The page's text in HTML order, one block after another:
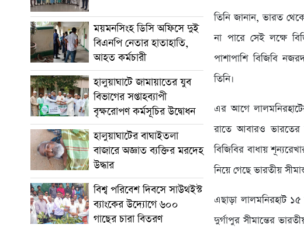
ময়মনসিংহ ডিসি অফিসে দুই
বিএনপি নেতার হাতাহাতি,
আহত কর্মচারী
হালুয়াঘাটে জামায়াতের যুব
বিভাগের সপ্তাহব্যাপী
বৃক্ষরোপণ কর্মসূচির উদ্বোধন
হালুয়াঘাটের বাঘাইতলা
বাজারে অজ্ঞাত ব্যক্তির মরদেহ
উদ্ধার
বিশ্ব পরিবেশ দিবসে সাউথইস্ট
ব্যাংকের উদ্যোগে ৬০০
গাছের চারা বিতরণ
তিনি জানান, ভারত
না পারে সেই লক্ষে
পাশাপাশি বিজিবি
তিনি।
এর আগে
রাতে আবারও ভারতের
বিজিবির বাধায়
নিয়ে গেছে ভারতীয়
এছাড়া লালমনিরহাট ১৫
দুর্গাপুর সীমান্তের